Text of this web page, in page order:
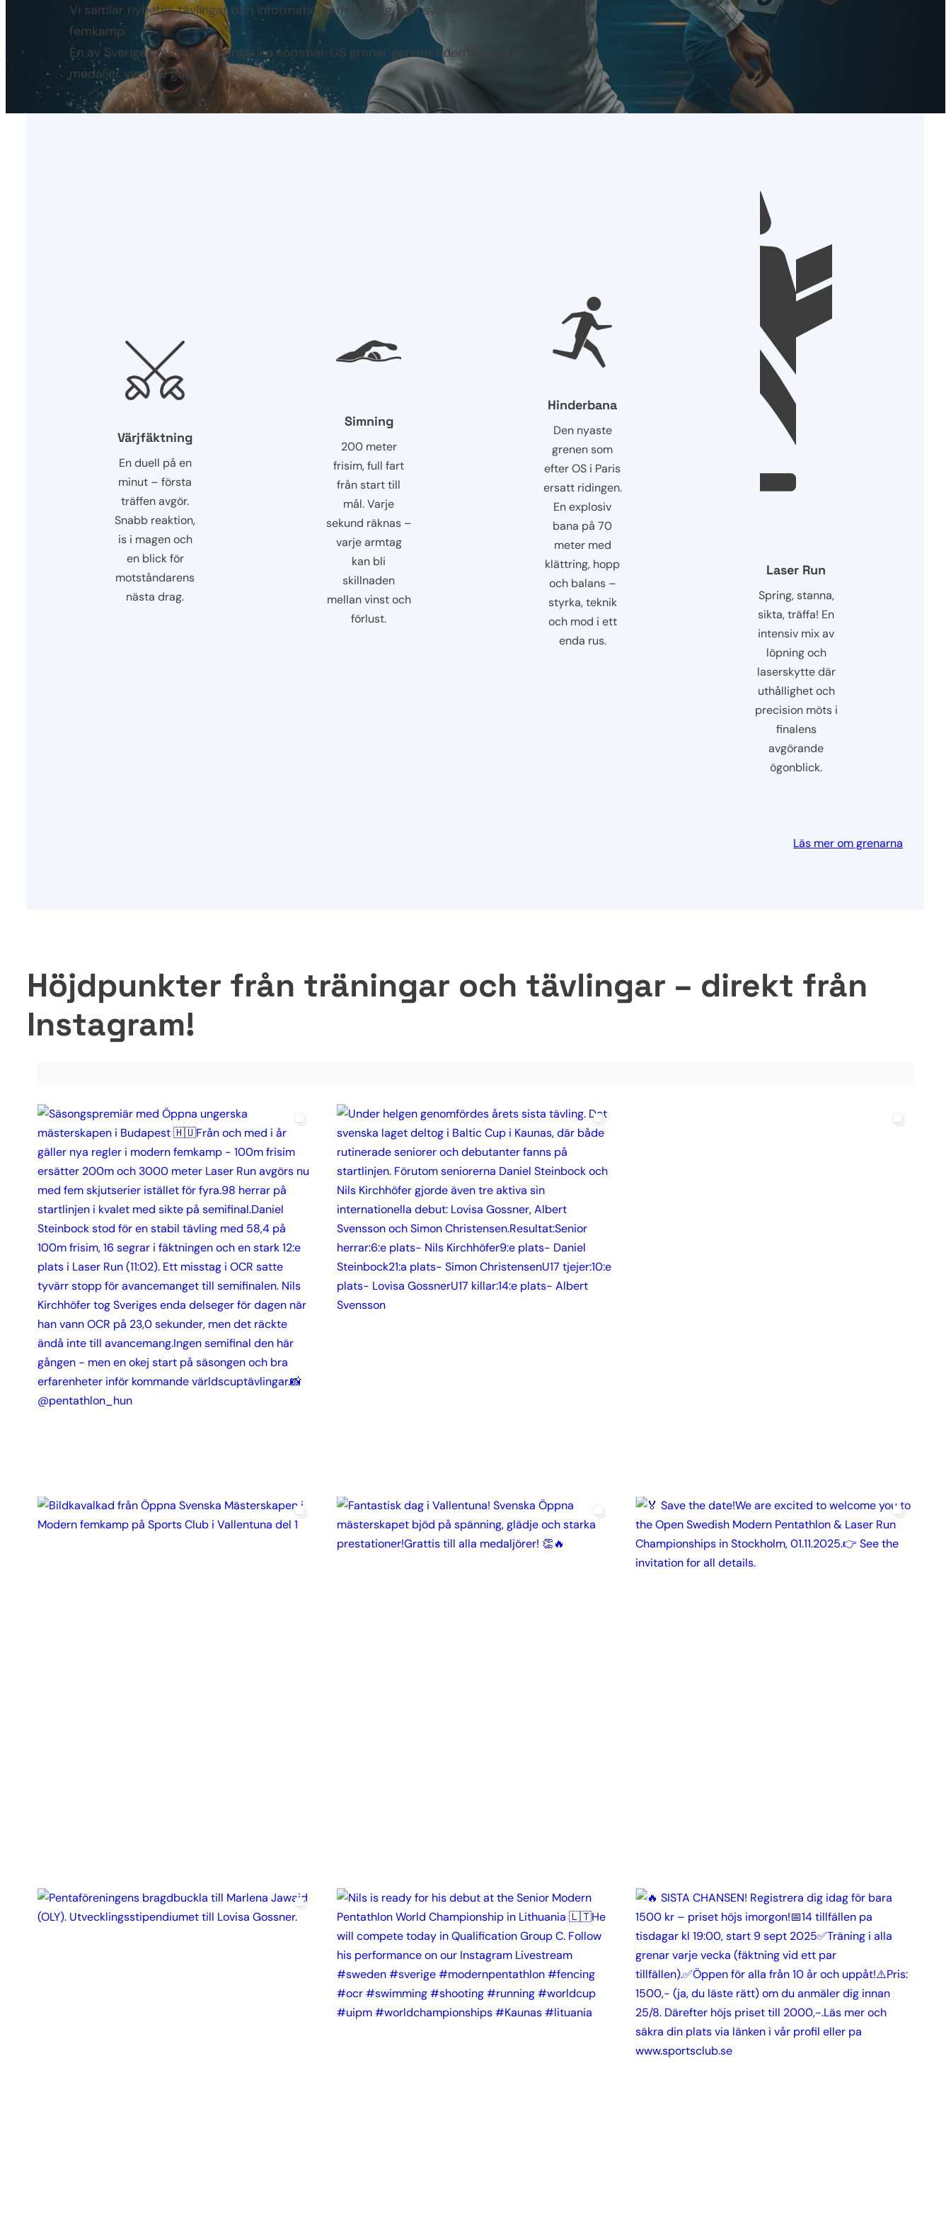
Vi samlar nyheter, tävlingar och information om träning från svensk modern
femkamp.
En av Sveriges mest framgångsrika sommar OS grenar genom tiderna, med 19
medaljer varav 9 guld.
Värjfäktning
En duell på en
minut – första
träffen avgör.
Snabb reaktion,
is i magen och
en blick för
motståndarens
nästa drag.
Simning
200 meter
frisim, full fart
från start till
mål. Varje
sekund räknas –
varje armtag
kan bli
skillnaden
mellan vinst och
förlust.
Hinderbana
Den nyaste
grenen som
efter OS i Paris
ersatt ridingen.
En explosiv
bana på 70
meter med
klättring, hopp
och balans –
styrka, teknik
och mod i ett
enda rus.
Laser Run
Spring, stanna,
sikta, träffa! En
intensiv mix av
löpning och
laserskytte där
uthållighet och
precision möts i
finalens
avgörande
ögonblick.
Läs mer om grenarna
Höjdpunkter från träningar och tävlingar – direkt från
Instagram!